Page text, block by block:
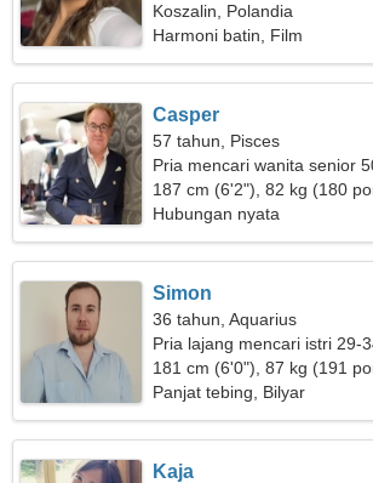
Koszalin, Polandia
Harmoni batin, Film
Casper
57 tahun, Pisces
Pria mencari wanita senior
187 cm (6'2"), 82 kg (180
Hubungan nyata
Simon
36 tahun, Aquarius
Pria lajang mencari istri 29-
181 cm (6'0"), 87 kg (191
Panjat tebing, Bilyar
Kaja